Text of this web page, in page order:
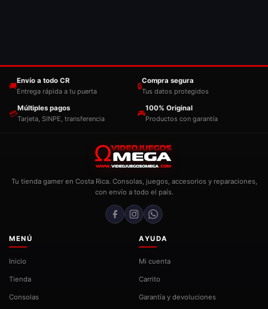
🚚
Envío a todo CR
Entrega rápida a tu puerta
🔒
Compra segura
Tus datos protegidos
💳
Múltiples pagos
Tarjeta, SINPE, transferencia
🎮
100% Original
Productos con garantía
Tu tienda gamer en Costa Rica. Consolas, juegos, accesorios y reparaciones,
con envío a todo el país.
MENÚ
Inicio
Tienda
Consolas
AYUDA
Mi cuenta
Carrito
Garantía y devoluciones